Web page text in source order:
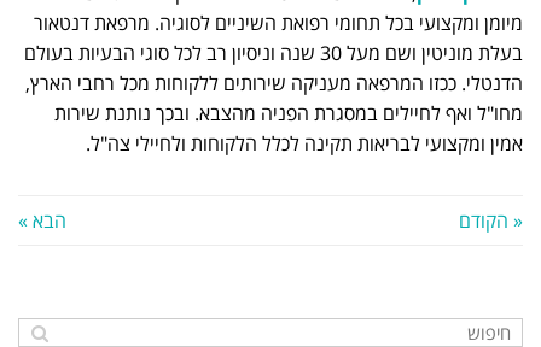
מיומן ומקצועי בכל תחומי רפואת השיניים לסוגיה. מרפאת דנטאור
בעלת מוניטין ושם מעל 30 שנה וניסיון רב לכל סוגי הבעיות בעולם
הדנטלי. ככזו המרפאה מעניקה שירותים ללקוחות מכל רחבי הארץ,
מחו"ל ואף לחיילים במסגרת הפניה מהצבא. ובכך נותנת שירות
אמין ומקצועי לבריאות תקינה לכלל הלקוחות ולחיילי צה"ל.
« הקודם הבא »